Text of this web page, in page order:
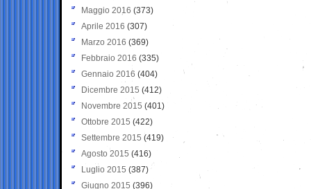
Maggio 2016 (373)
Aprile 2016 (307)
Marzo 2016 (369)
Febbraio 2016 (335)
Gennaio 2016 (404)
Dicembre 2015 (412)
Novembre 2015 (401)
Ottobre 2015 (422)
Settembre 2015 (419)
Agosto 2015 (416)
Luglio 2015 (387)
Giugno 2015 (396)